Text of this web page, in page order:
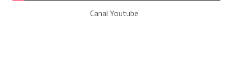
Canal Youtube